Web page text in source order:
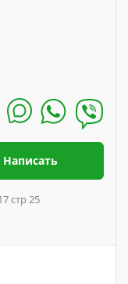
Написать
стр 25